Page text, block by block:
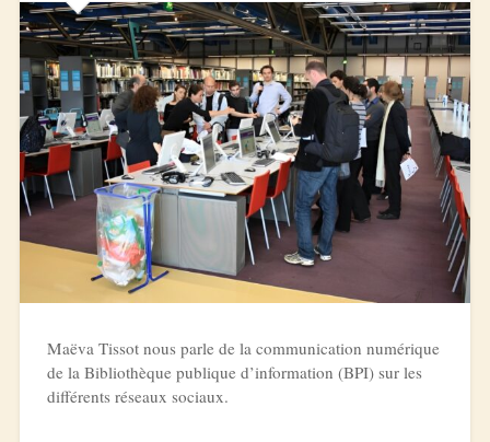
Maëva Tissot nous parle de la communication numérique
de la Bibliothèque publique d’information (BPI) sur les
différents réseaux sociaux.